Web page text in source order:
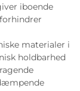
iboende
materialer i
holdbarhed